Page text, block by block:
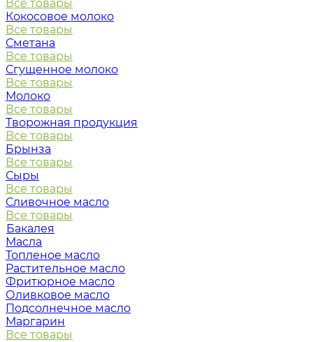
Все товары
Кокосовое молоко
Все товары
Сметана
Все товары
Сгущенное молоко
Все товары
Молоко
Все товары
Творожная продукция
Все товары
Брынза
Все товары
Сыры
Все товары
Сливочное масло
Все товары
Бакалея
Масла
Топленое масло
Растительное масло
Фритюрное масло
Оливковое масло
Подсолнечное масло
Маргарин
Все товары